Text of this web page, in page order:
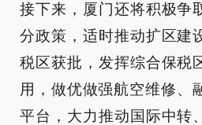
接下来，厦门还将积极争
分政策，适时推动扩区建
税区获批，发挥综合保税
用，做优做强航空维修、
平台，大力推动国际中转